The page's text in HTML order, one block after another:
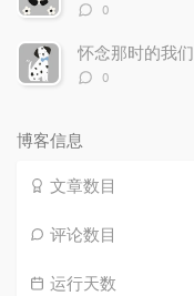
评
数：
0
怀念那时的我们
评
0
博客信息
文章数目
评论数目
运行天数